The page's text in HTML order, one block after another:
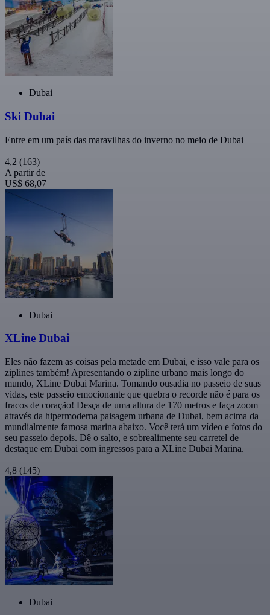
Dubai
Ski Dubai
Entre em um país das maravilhas do inverno no meio de Dubai
4,2 (163)
A partir de
US$ 68,07
Dubai
XLine Dubai
Eles não fazem as coisas pela metade em Dubai, e isso vale para os
ziplines também! Apresentando o zipline urbano mais longo do
mundo, XLine Dubai Marina. Tomando ousadia no passeio de suas
vidas, este passeio emocionante que quebra o recorde não é para os
fracos de coração! Desça de uma altura de 170 metros e faça zoom
através da hipermoderna paisagem urbana de Dubai, bem acima da
mundialmente famosa marina abaixo. Você terá um vídeo e fotos do
seu passeio depois. Dê o salto, e sobrealimente seu carretel de
destaque em Dubai com ingressos para a XLine Dubai Marina.
4,8 (145)
Dubai